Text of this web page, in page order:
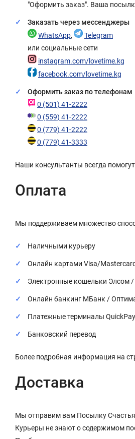
"Оформить заказ". Ваша
Заказать через мессенджеры
WhatsApp,
Telegram
или социальные сети
instagram.com/lovetime.kg
facebook.com/lovetime.kg
Оформить заказ по телефонам
0 (501) 41-2222
0 (559) 41-2222
0 (779) 41-2222
0 (779) 41-3333
Наши консультанты всегда
Оплата
Мы поддерживаем множество
Наличными курьеру
Онлайн картами Visa/
Электронные кошельки Элсом
Онлайн банкинг МБанк /
Платежные терминалы
Банковский перевод
Более подробная информация на
Доставка
Мы отправим вам Посылку
Курьеры не знают о содержимом